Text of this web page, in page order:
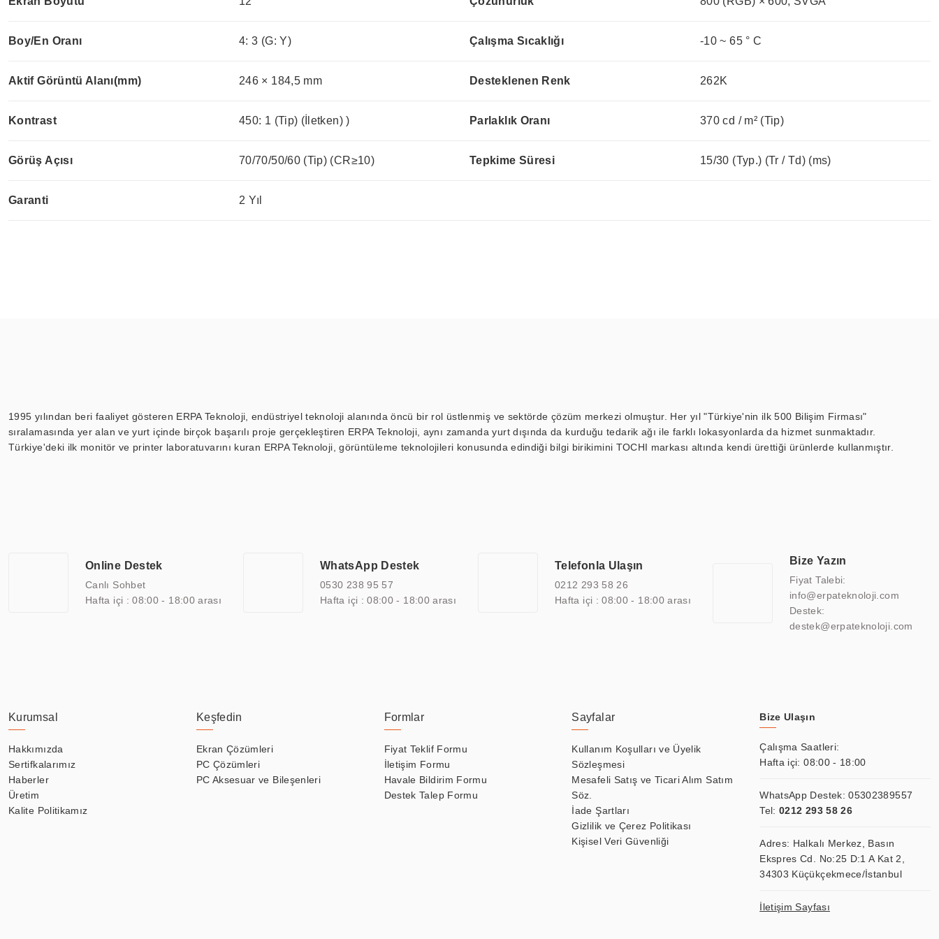
Boy/En Oranı 4: 3 (G: Y) Çalışma Sıcaklığı -10 ~ 65 ° C
Aktif Görüntü Alanı(mm) 246 × 184,5 mm Desteklenen Renk 262K
Kontrast 450: 1 (Tip) (İletken) ) Parlaklık Oranı 370 cd / m² (Tip)
Görüş Açısı 70/70/50/60 (Tip) (CR≥10) Tepkime Süresi 15/30 (Typ.) (Tr / Td) (ms)
Garanti 2 Yıl
1995 yılından beri faaliyet gösteren ERPA Teknoloji, endüstriyel teknoloji alanında öncü bir rol üstlenmiş ve sektörde çözüm merkezi olmuştur. Her yıl "Türkiye'nin ilk 500 Bilişim Firması"
sıralamasında yer alan ve yurt içinde birçok başarılı proje gerçekleştiren ERPA Teknoloji, aynı zamanda yurt dışında da kurduğu tedarik ağı ile farklı lokasyonlarda da hizmet sunmaktadır.
Türkiye'deki ilk monitör ve printer laboratuvarını kuran ERPA Teknoloji, görüntüleme teknolojileri konusunda edindiği bilgi birikimini TOCHI markası altında kendi ürettiği ürünlerde kullanmıştır.
arasında yer almaktadır. ERPA Teknoloji, uluslararası standartlarda kalite belgelerine ve sertifikalara sahip olup, etik değerlere bağlı bir şekilde hareket etmektedir. Kaliteli ekipmanı, uzman kadroları,
yılların getirdiği bilgi ve tecrübe ile birleştiren ERPA Teknoloji, özel çözümleri ile iş ortaklarının öne çıkmasına ve sürekli gelişimine katkı sağlamaktadır.
Online Destek
Canlı Sohbet
Hafta içi : 08:00 - 18:00 arası
WhatsApp Destek
0530 238 95 57
Hafta içi : 08:00 - 18:00 arası
Telefonla Ulaşın
0212 293 58 26
Hafta içi : 08:00 - 18:00 arası
Bize Yazın
Fiyat Talebi:
info@erpateknoloji.com
Destek:
destek@erpateknoloji.com
Kurumsal
Hakkımızda
Sertifkalarımız
Haberler
Üretim
Kalite Politikamız
Keşfedin
Ekran Çözümleri
PC Çözümleri
PC Aksesuar ve Bileşenleri
Formlar
Fiyat Teklif Formu
İletişim Formu
Havale Bildirim Formu
Destek Talep Formu
Sayfalar
Kullanım Koşulları ve Üyelik
Sözleşmesi
Mesafeli Satış ve Ticari Alım Satım
Söz.
İade Şartları
Gizlilik ve Çerez Politikası
Kişisel Veri Güvenliği
Bize Ulaşın
Çalışma Saatleri:
Hafta içi: 08:00 - 18:00
WhatsApp Destek:05302389557
Tel: 0212 293 58 26
Adres: Halkalı Merkez, Basın
Ekspres Cd. No:25 D:1 A Kat 2,
34303 Küçükçekmece/İstanbul
İletişim Sayfası